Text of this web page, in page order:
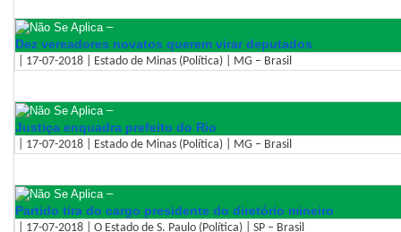
–
Dez vereadores novatos querem virar deputados
| 17-07-2018 | Estado de Minas (Política) | MG – Brasil
–
Justiça enquadra prefeito do Rio
| 17-07-2018 | Estado de Minas (Política) | MG – Brasil
–
Partido tira do cargo presidente do diretório mineiro
| 17-07-2018 | O Estado de S. Paulo (Política) | SP – Brasil